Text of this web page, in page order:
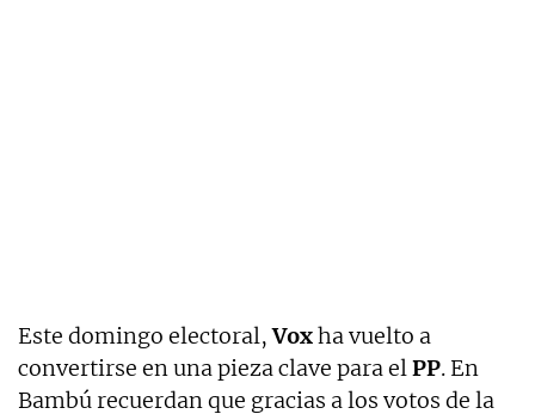
Este domingo electoral,Voxha vuelto a
convertirse en una pieza clave para elPP. En
Bambú recuerdan que gracias a los votos de la